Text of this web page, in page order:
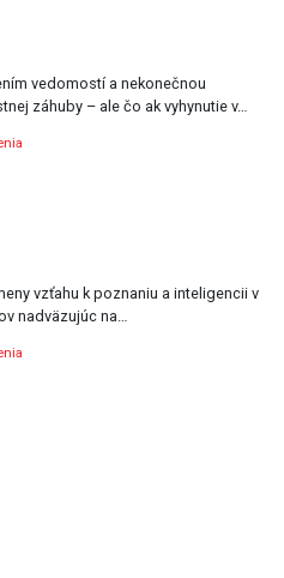
vedomostí a nekonečnou
záhuby – ale čo ak vyhynutie v…
vzťahu k poznaniu a inteligencii v
nadväzujúc na…